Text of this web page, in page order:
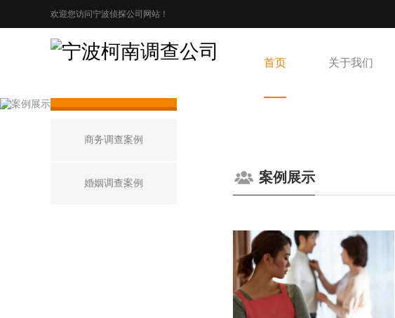
欢迎您访问宁波侦探公司网站！
首页 关于我们
商务调查案例
婚姻调查案例 案例展示